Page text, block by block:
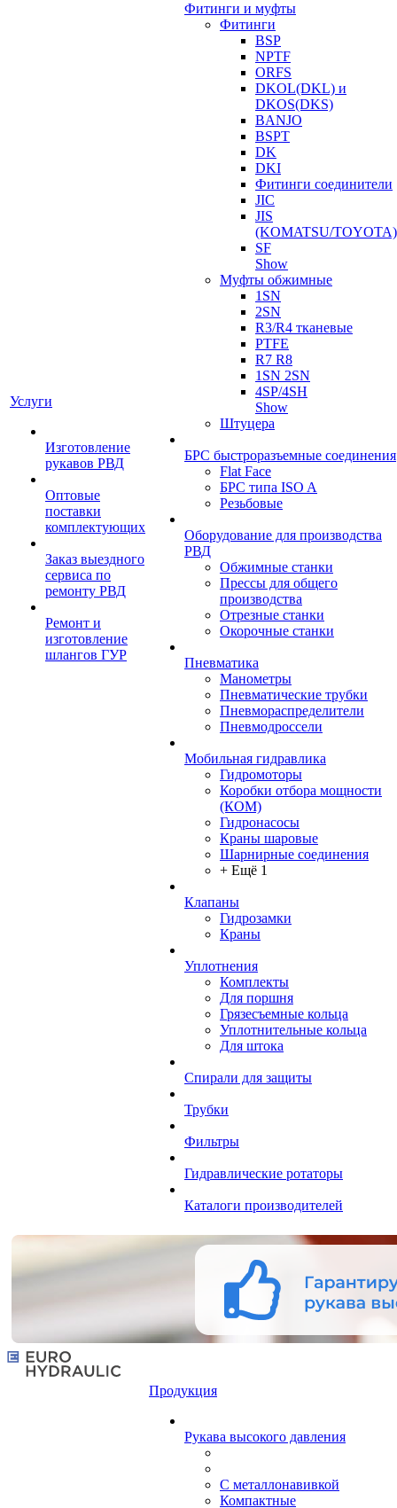
Услуги
Изготовление
рукавов РВД
Оптовые
поставки
комплектующих
Заказ выездного
сервиса по
ремонту РВД
Ремонт и
изготовление
шлангов ГУР
Фитинги и муфты
Фитинги
BSP
NPTF
ORFS
DKOL(DKL) и
DKOS(DKS)
BANJO
BSPT
DK
DKI
Фитинги соединители
JIC
JIS
(KOMATSU/TOYOTA)
SF
Show
Муфты обжимные
1SN
2SN
R3/R4 тканевые
PTFE
R7 R8
1SN 2SN
4SP/4SH
Show
Штуцера
БРС быстроразъемные соединения
Flat Face
БРС типа ISO A
Резьбовые
Оборудование для производства
РВД
Обжимные станки
Прессы для общего
производства
Отрезные станки
Окорочные станки
Пневматика
Манометры
Пневматические трубки
Пневмораспределители
Пневмодроссели
Мобильная гидравлика
Гидромоторы
Коробки отбора мощности
(КОМ)
Гидронасосы
Краны шаровые
Шарнирные соединения
+ Ещё 1
Клапаны
Гидрозамки
Краны
Уплотнения
Комплекты
Для поршня
Грязесъемные кольца
Уплотнительные кольца
Для штока
Спирали для защиты
Трубки
Фильтры
Гидравлические ротаторы
Каталоги производителей
Продукция
Рукава высокого давления
С металлонавивкой
Компактные